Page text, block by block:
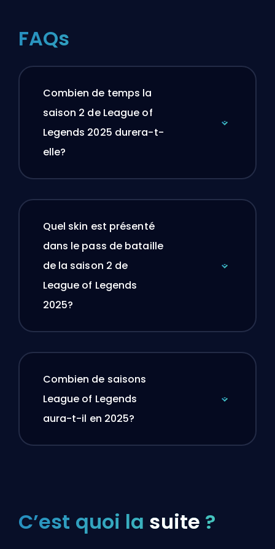
FAQs
Combien de temps la
saison 2 de League of
Legends 2025 durera-t-
elle?
Quel skin est présenté
dans le pass de bataille
de la saison 2 de
League of Legends
2025?
Combien de saisons
League of Legends
aura-t-il en 2025?
C’est quoi la suite ?